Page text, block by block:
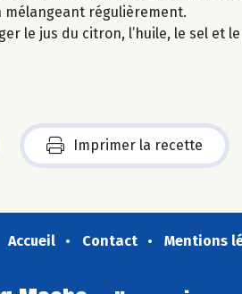
mélangeant régulièrement.
le jus du citron, l’huile, le sel et
Imprimer la recette
Accueil Contact Mentions